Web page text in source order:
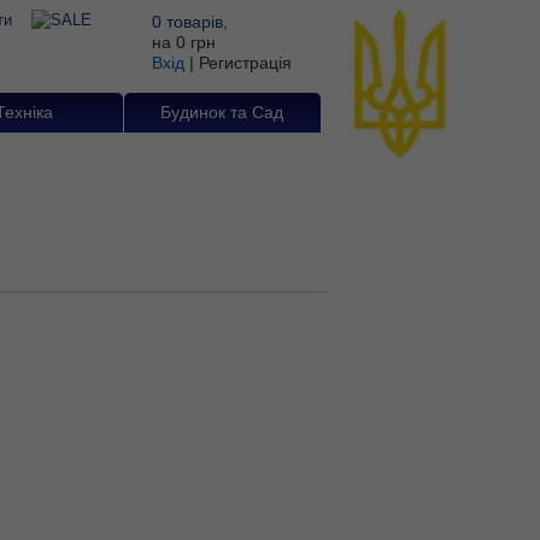
0 товарів
на 0 грн
Вхід | Регистрація
Будинок та Сад